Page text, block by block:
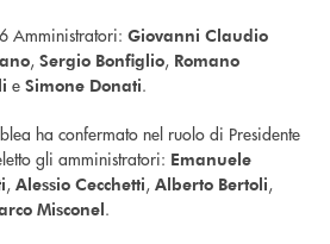
Amministratori: Giovanni Claudio
, Sergio Bonfiglio, Romano
e Simone Donati.
ha confermato nel ruolo di Presidente
gli amministratori: Emanuele
, Alessio Cecchetti, Alberto Bertoli,
Misconel.